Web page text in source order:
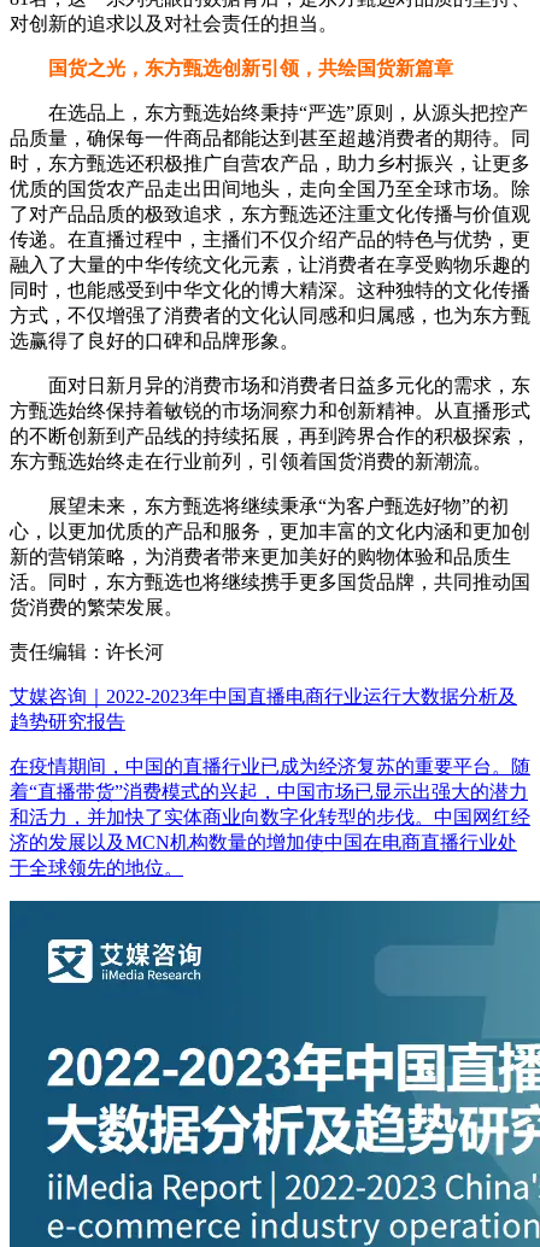
对创新的追求以及对社会责任的担当。
国货之光，东方甄选创新引领，共绘国货新篇章
在选品上，东方甄选始终秉持“严选”原则，从源头把控产
品质量，确保每一件商品都能达到甚至超越消费者的期待。同
时，东方甄选还积极推广自营农产品，助力乡村振兴，让更多
优质的国货农产品走出田间地头，走向全国乃至全球市场。除
了对产品品质的极致追求，东方甄选还注重文化传播与价值观
传递。在直播过程中，主播们不仅介绍产品的特色与优势，更
融入了大量的中华传统文化元素，让消费者在享受购物乐趣的
同时，也能感受到中华文化的博大精深。这种独特的文化传播
方式，不仅增强了消费者的文化认同感和归属感，也为东方甄
选赢得了良好的口碑和品牌形象。
面对日新月异的消费市场和消费者日益多元化的需求，东
方甄选始终保持着敏锐的市场洞察力和创新精神。从直播形式
的不断创新到产品线的持续拓展，再到跨界合作的积极探索，
东方甄选始终走在行业前列，引领着国货消费的新潮流。
展望未来，东方甄选将继续秉承“为客户甄选好物”的初
心，以更加优质的产品和服务，更加丰富的文化内涵和更加创
新的营销策略，为消费者带来更加美好的购物体验和品质生
活。同时，东方甄选也将继续携手更多国货品牌，共同推动国
货消费的繁荣发展。
责任编辑：许长河
艾媒咨询｜2022-2023年中国直播电商行业运行大数据分析及
趋势研究报告
在疫情期间，中国的直播行业已成为经济复苏的重要平台。随
着“直播带货”消费模式的兴起，中国市场已显示出强大的潜力
和活力，并加快了实体商业向数字化转型的步伐。中国网红经
济的发展以及MCN机构数量的增加使中国在电商直播行业处
于全球领先的地位。